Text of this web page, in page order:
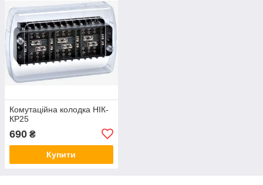
Комутаційна колодка НІК-
КР25
690 ₴
Купити